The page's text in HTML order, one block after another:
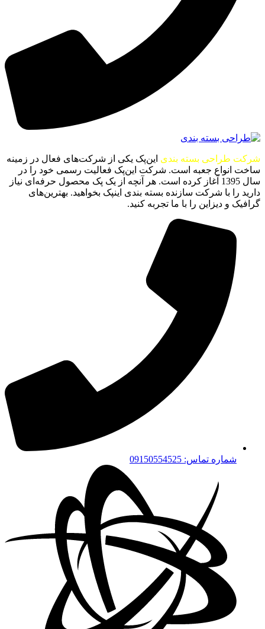
شرکت طراحی بسته بندی این‌پک یکی از شرکت‌های فعال در زمینه
ساخت انواع جعبه است. شرکت این‌پک فعالیت رسمی خود را در
سال 1395 آغاز کرده است. هر آنچه از یک پک محصول حرفه‌ای نیاز
دارید را با شرکت سازنده بسته بندی اینپک بخواهید. بهترین‌های
گرافیک و دیزاین را با ما تجربه کنید.
شماره تماس: 09150554525